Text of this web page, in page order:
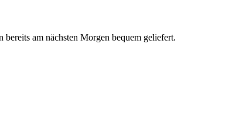
am nächsten Morgen bequem geliefert.